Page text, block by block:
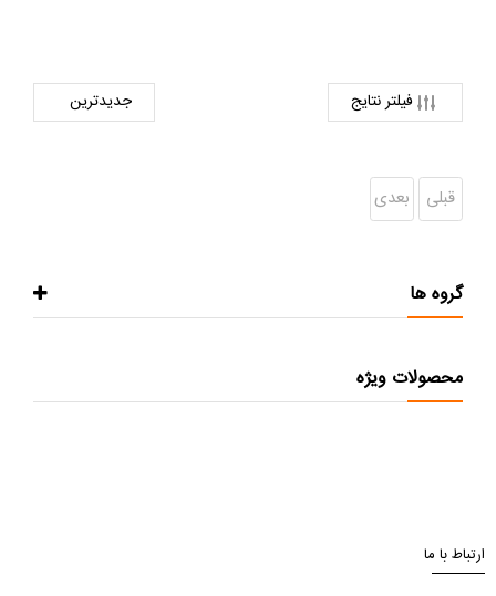
فیلتر نتایج
قبلی بعدی
گروه ها
محصولات ویژه
ارتباط با ما